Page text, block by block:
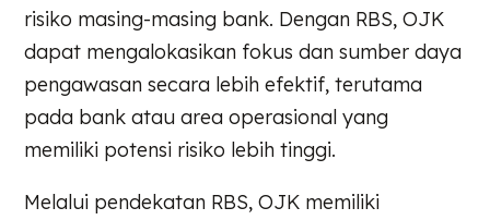
risiko masing-masing bank. Dengan RBS, OJK
dapat mengalokasikan fokus dan sumber daya
pengawasan secara lebih efektif, terutama
pada bank atau area operasional yang
memiliki potensi risiko lebih tinggi.
Melalui pendekatan RBS, OJK memiliki